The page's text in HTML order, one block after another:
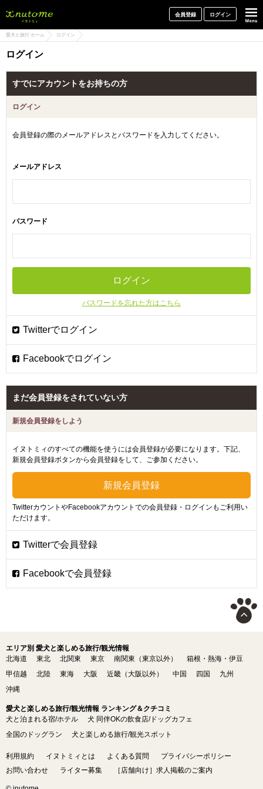
会員登録 ログイン
愛犬と旅行 ホーム ログイン
ログイン
すでにアカウントをお持ちの方
ログイン
会員登録の際のメールアドレスとパスワードを入力してください。
メールアドレス
パスワード
パスワードを忘れた方はこちら
まだ会員登録をされていない方
新規会員登録をしよう
イヌトミィのすべての機能を使うには会員登録が必要になります。下記、
新規会員登録ボタンから会員登録をして、ご参加ください。
TwitterカウントやFacebookアカウントでの会員登録・ログインもご利用い
ただけます。
エリア別 愛犬と楽しめる旅行/観光情報
北海道
東北 北関東 東京 南関東（東京以外）
箱根・熱海・伊豆
甲信越
北陸 東海 大阪 近畿（大阪以外） 中国 四国
九州
沖縄
愛犬と楽しめる旅行/観光情報 ランキング＆クチコミ
犬と泊まれる宿/ホテル
犬 同伴OKの飲食店/ドッグカフェ
全国のドッグラン
犬と楽しめる旅行/観光スポット
利用規約 イヌトミィとは よくある質問
プライバシーポリシー
お問い合わせ
ライター募集 ［店舗向け］求人掲載のご案内